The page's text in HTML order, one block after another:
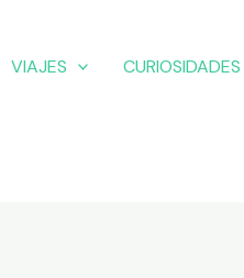
VIAJES CURIOSIDADES